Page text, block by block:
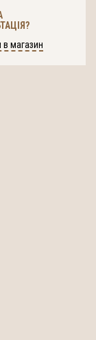
в магазин